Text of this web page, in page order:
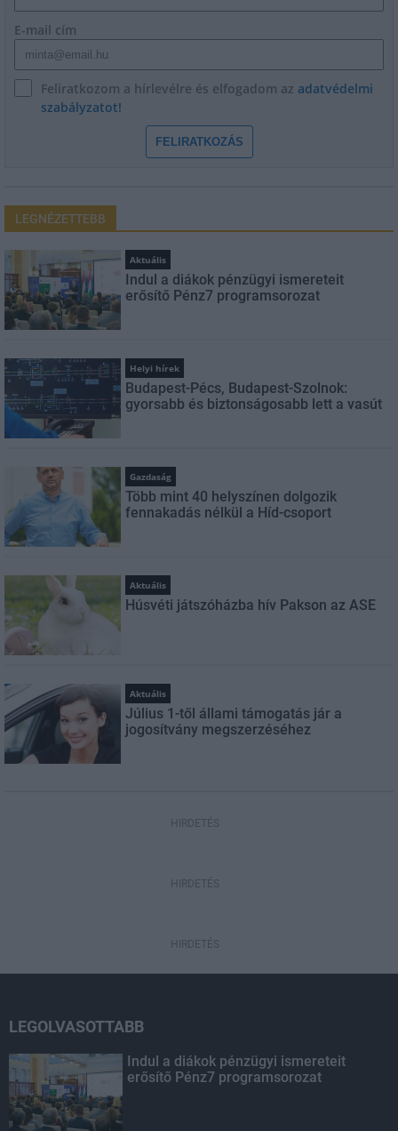
E-mail cím
Feliratkozom a hírlevélre és elfogadom az adatvédelmi
szabályzatot!
FELIRATKOZÁS
LEGNÉZETTEBB
Aktuális
Indul a diákok pénzügyi ismereteit
erősítő Pénz7 programsorozat
Helyi hírek
Budapest-Pécs, Budapest-Szolnok:
gyorsabb és biztonságosabb lett a vasút
Gazdaság
Több mint 40 helyszínen dolgozik
fennakadás nélkül a Híd-csoport
Aktuális
Húsvéti játszóházba hív Pakson az ASE
Aktuális
Július 1-től állami támogatás jár a
jogosítvány megszerzéséhez
HIRDETÉS
HIRDETÉS
HIRDETÉS
LEGOLVASOTTABB
Indul a diákok pénzügyi ismereteit
erősítő Pénz7 programsorozat